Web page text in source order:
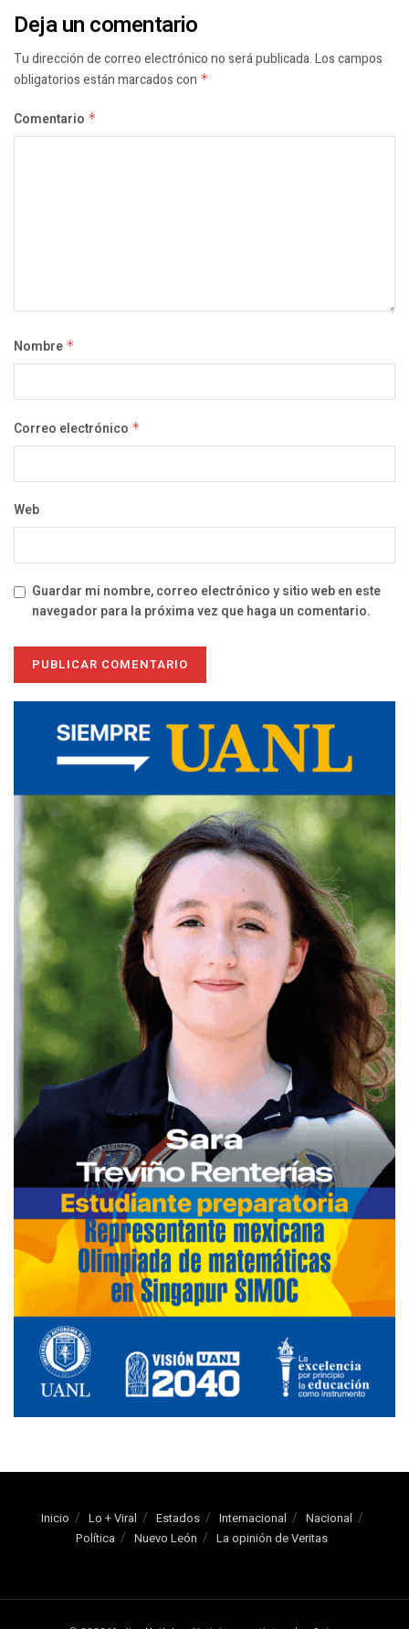
Deja un comentario
Tu dirección de correo electrónico no será publicada.Los campos
obligatorios están marcados con *
Comentario *
Nombre *
Correo electrónico *
Web
Guardar mi nombre, correo electrónico y sitio web en este
navegador para la próxima vez que haga un comentario.
Inicio Lo + Viral Estados Internacional
Nacional
Política
Nuevo León La opinión de Veritas